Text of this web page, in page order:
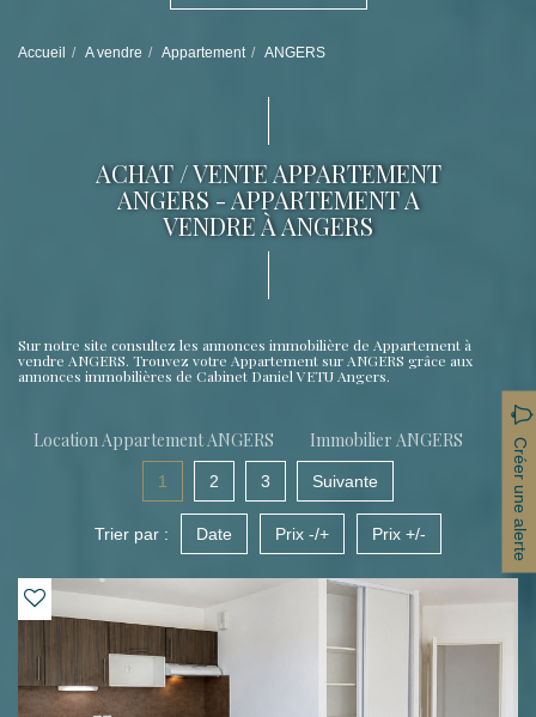
Accueil A vendre Appartement ANGERS
ACHAT / VENTE APPARTEMENT
ANGERS - APPARTEMENT A
VENDRE À ANGERS
Sur notre site consultez les annonces immobilière de Appartement à
vendre ANGERS. Trouvez votre Appartement sur ANGERS grâce aux
annonces immobilières de Cabinet Daniel VETU Angers.
Location Appartement ANGERS Immobilier ANGERS Créer une alerte
1 2 3 Suivante
Trier par : Date Prix -/+ Prix +/-